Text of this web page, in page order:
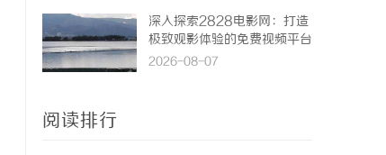
深入探索2828电影网：打造
极致观影体验的免费视频平台
2026-08-07
阅读排行